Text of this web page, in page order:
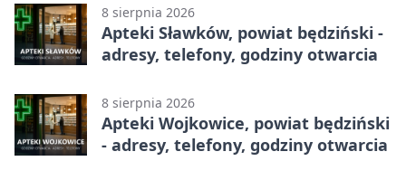
8 sierpnia 2026
Apteki Sławków, powiat będziński -
adresy, telefony, godziny otwarcia
8 sierpnia 2026
Apteki Wojkowice, powiat będziński
- adresy, telefony, godziny otwarcia